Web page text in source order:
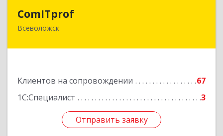
ComITprof
Всеволожск
Клиентов на сопровождении
67
1С:Специалист
3
Отправить заявку
188643, Ленинградская обл, Всеволожский р-н,
Отправить заявку